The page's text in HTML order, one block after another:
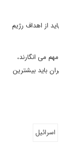
از اهداف رژیم
می انگارند،
باید بیشترین
اسرائیل